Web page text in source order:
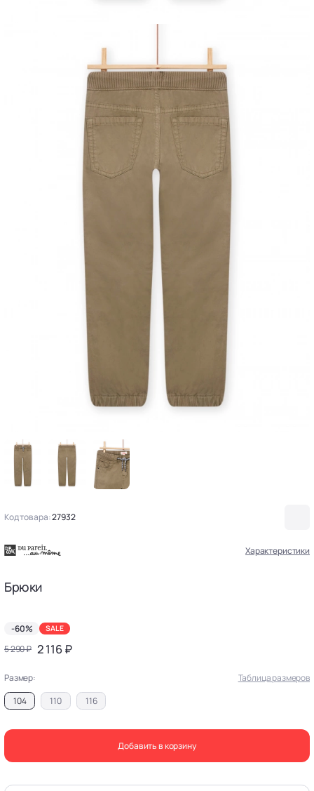
Код товара:27932
Характеристики
Брюки
-60% SALE
5 290 ₽ 2 116 ₽
Размер:
Таблица размеров
104
110 116
Добавить в корзину